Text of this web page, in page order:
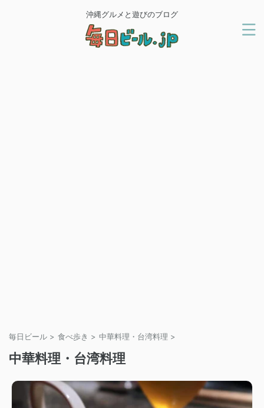
沖縄グルメと遊びのブログ
毎日ビール > 食べ歩き > 中華料理・台湾料理 >
中華料理・台湾料理